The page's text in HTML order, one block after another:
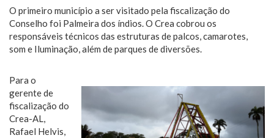
O primeiro município a ser visitado pela fiscalização do
Conselho foi Palmeira dos índios. O Crea cobrou os
responsáveis técnicos das estruturas de palcos, camarotes,
som e Iluminação, além de parques de diversões.
Para o
gerente de
fiscalização do
Crea-AL,
Rafael Helvis,